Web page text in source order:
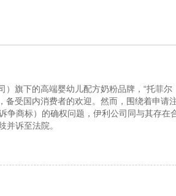
旗下的高端婴幼儿配方奶粉品牌，“托菲尔
受国内消费者的欢迎。然而，围绕着申请
争商标）的确权问题，伊利公司同与其存在
并诉至法院。